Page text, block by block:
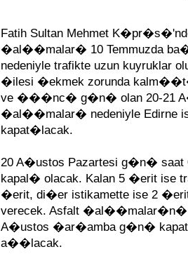
Fatih Sultan Mehmet
�al��malar� 10 Temmuzda
nedeniyle trafikte uzun kuyruklar
�ilesi �ekmek zorunda
ve ���nc� g�n� olan 20-21
�al��malar� nedeniyle Edirne
kapat�lacak.
20 A�ustos Pazartesi g�n� saat
kapal� olacak. Kalan 5 �erit ise
�erit, di�er istikamette ise 2
verecek. Asfalt
A�ustos �ar�amba g�n�
a��lacak.